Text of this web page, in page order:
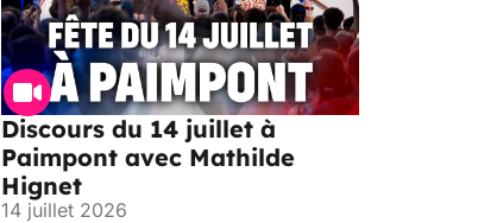
Discours du 14 juillet à
Paimpont avec Mathilde
Hignet
14 juillet 2026